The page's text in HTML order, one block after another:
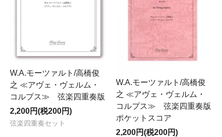
W.A.モーツァルト/高橋俊
之 ≪アヴェ・ヴェルム・
コルプス≫ 弦楽四重奏版
2,200円(税200円)
弦楽四重奏セット
W.A.モーツァルト/高橋俊
之 ≪アヴェ・ヴェルム・
コルプス≫ 弦楽四重奏版
ポケットスコア
2,200円(税200円)